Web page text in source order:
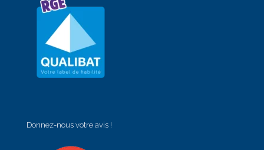
Donnez-nous votre avis !